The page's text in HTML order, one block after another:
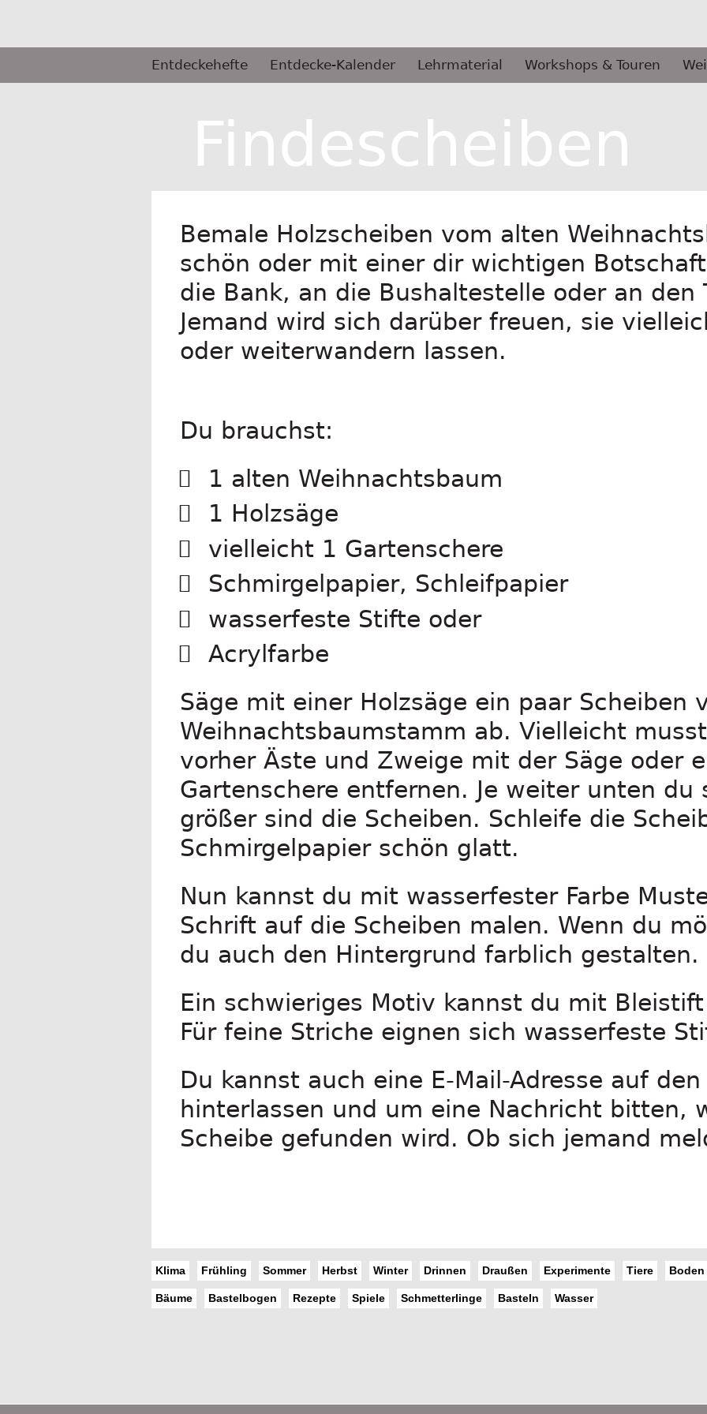
Menü
Entdeckehefte Entdecke-Kalender Lehrmaterial Workshops & Touren
Findescheiben
Bemale Holzscheiben vom alten
schön oder mit einer dir wichtigen
die Bank, an die Bushaltestelle oder an den
Jemand wird sich darüber freuen, sie
oder weiterwandern lassen.
Du brauchst:
1 alten Weihnachtsbaum
1 Holzsäge
vielleicht 1 Gartenschere
Schmirgelpapier, Schleifpapier
wasserfeste Stifte oder
Acrylfarbe
Säge mit einer Holzsäge ein paar Scheiben
Weihnachtsbaumstamm ab. Vielleicht
vorher Äste und Zweige mit der Säge oder
Gartenschere entfernen. Je weiter unten du
größer sind die Scheiben. Schleife die
Schmirgelpapier schön glatt.
Nun kannst du mit wasserfester Farbe
Schrift auf die Scheiben malen. Wenn du
du auch den Hintergrund farblich gestalten.
Ein schwieriges Motiv kannst du mit
Für feine Striche eignen sich wasserfeste
Du kannst auch eine E-Mail-Adresse auf
hinterlassen und um eine Nachricht bitten,
Scheibe gefunden wird. Ob sich jemand
Klima Frühling Sommer Herbst Winter Drinnen Draußen Experimente Tiere Boden
Bäume Bastelbogen Rezepte Spiele Schmetterlinge Basteln Wasser